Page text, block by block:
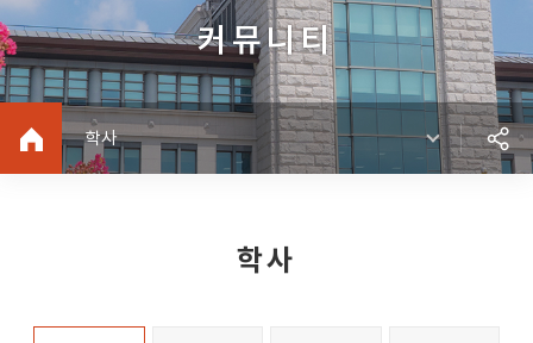
커뮤니티
학사
학사